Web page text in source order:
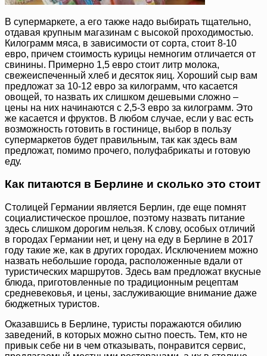
В супермаркете, а его также надо выбирать тщательно,
отдавая крупным магазинам с высокой проходимостью.
Килограмм мяса, в зависимости от сорта, стоит 8-10
евро, причем стоимость курицы немногим отличается от
свинины. Примерно 1,5 евро стоит литр молока,
свежеиспеченный хлеб и десяток яиц. Хороший сыр вам
предложат за 10-12 евро за килограмм, что касается
овощей, то назвать их слишком дешевыми сложно –
цены на них начинаются с 2,5-3 евро за килограмм. Это
же касается и фруктов. В любом случае, если у вас есть
возможность готовить в гостинице, выбор в пользу
супермаркетов будет правильным, так как здесь вам
предложат, помимо прочего, полуфабрикаты и готовую
еду.
Как питаются в Берлине и сколько это стоит
Столицей Германии является Берлин, где еще помнят
социалистическое прошлое, поэтому назвать питание
здесь слишком дорогим нельзя. К слову, особых отличий
в городах Германии нет, и цену на еду в Берлине в 2017
году такие же, как в других городах. Исключением можно
назвать небольшие города, расположенные вдали от
туристических маршрутов. Здесь вам предложат вкусные
блюда, приготовленные по традиционным рецептам
средневековья, и цены, заслуживающие внимание даже
бюджетных туристов.
Оказавшись в Берлине, туристы поражаются обилию
заведений, в которых можно сытно поесть. Тем, кто не
привык себе ни в чем отказывать, понравится сервис,